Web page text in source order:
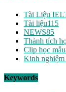
Tài Liệu
Tài liệu115
NEWS85
Thành tích
Clip học mẫu
Kinh
Keywords